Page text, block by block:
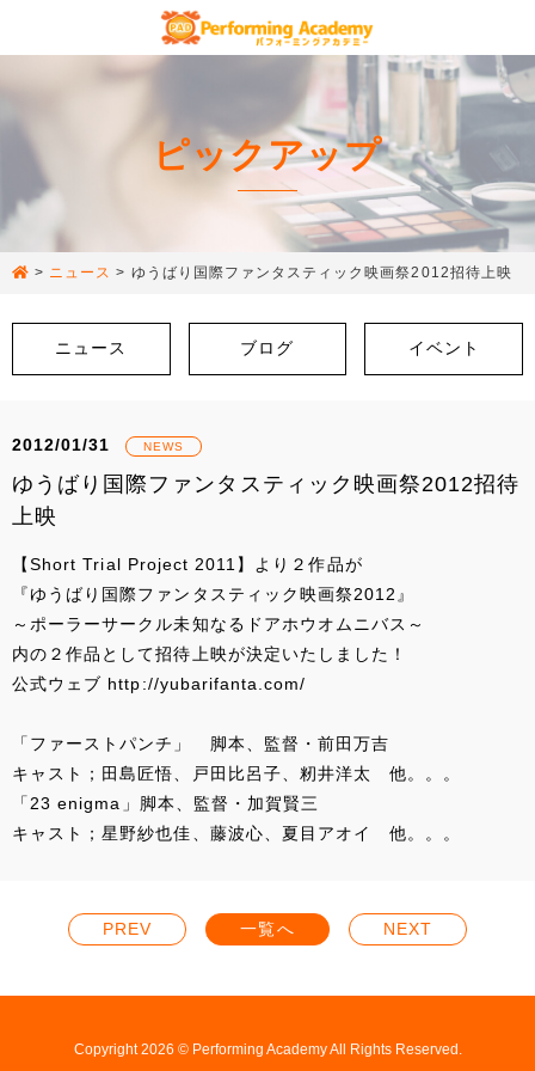
ピックアップ
> ニュース > ゆうばり国際ファンタスティック映画祭2012招待上映
ニュース ブログ イベント
2012/01/31 NEWS
ゆうばり国際ファンタスティック映画祭2012招待
上映
【Short Trial Project 2011】より２作品が
『ゆうばり国際ファンタスティック映画祭2012』
～ポーラーサークル未知なるドアホウオムニバス～
内の２作品として招待上映が決定いたしました！
公式ウェブ http://yubarifanta.com/
「ファーストパンチ」 脚本、監督・前田万吉
キャスト；田島匠悟、戸田比呂子、籾井洋太 他。。。
「23 enigma」脚本、監督・加賀賢三
キャスト；星野紗也佳、藤波心、夏目アオイ 他。。。
PREV 一覧へ NEXT
Copyright 2026 © Performing Academy All Rights Reserved.